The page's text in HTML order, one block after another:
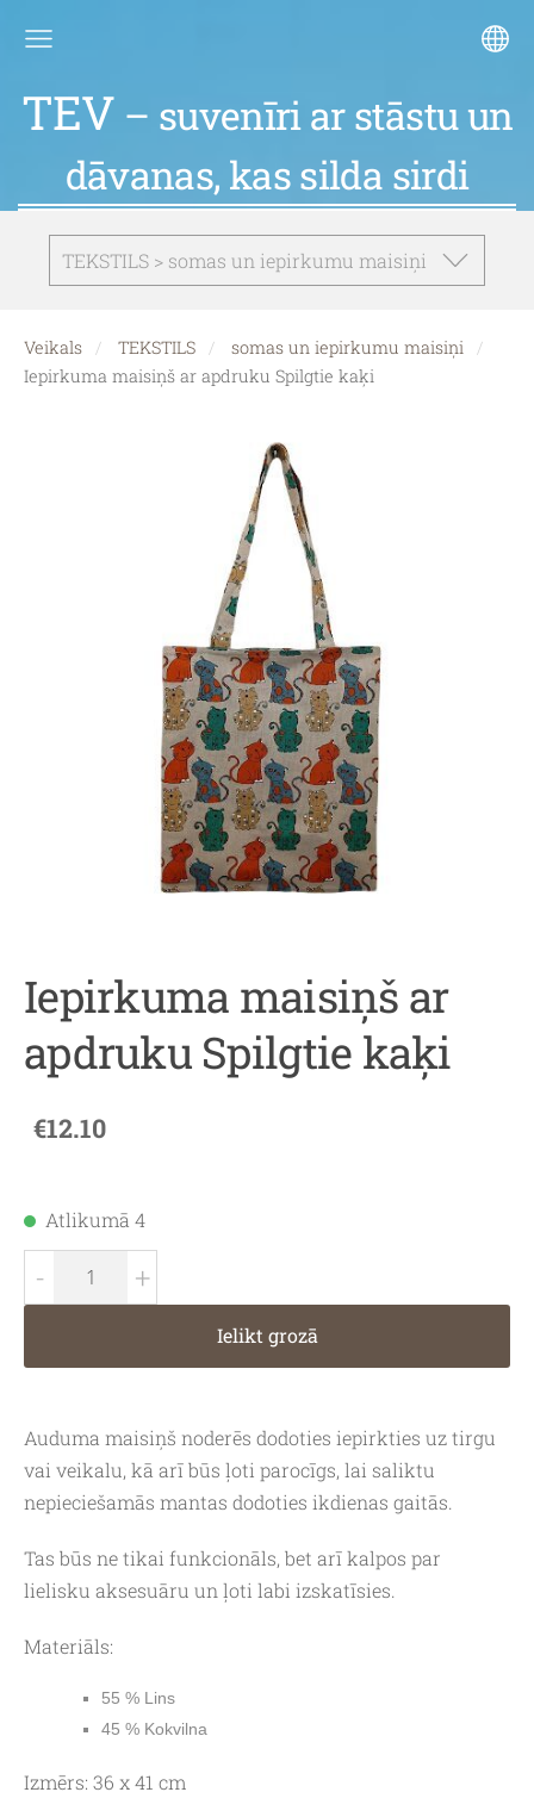
TEV – suvenīri ar stāstu un
dāvanas, kas silda sirdi
TEKSTILS > somas un iepirkumu maisiņi
Veikals TEKSTILS
somas un iepirkumu maisiņi
Iepirkuma maisiņš ar apdruku Spilgtie kaķi
Iepirkuma maisiņš ar
apdruku Spilgtie kaķi
€12.10
Atlikumā 4
- +
Ielikt grozā
Auduma maisiņš noderēs dodoties iepirkties uz tirgu
vai veikalu, kā arī būs ļoti parocīgs, lai saliktu
nepieciešamās mantas dodoties ikdienas gaitās.
Tas būs ne tikai funkcionāls, bet arī kalpos par
lielisku aksesuāru un ļoti labi izskatīsies.
Materiāls:
55 % Lins
45 % Kokvilna
Izmērs: 36 x 41 cm